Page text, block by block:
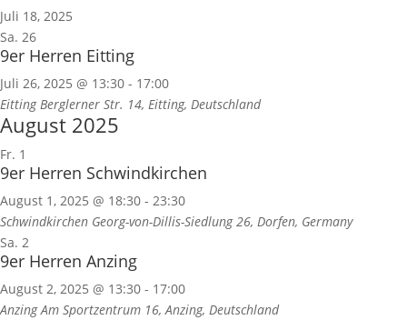
Juli 18, 2025
Sa. 26
9er Herren Eitting
Juli 26, 2025 @ 13:30 - 17:00
EittingBerglerner Str. 14, Eitting, Deutschland
August 2025
Fr. 1
9er Herren Schwindkirchen
August 1, 2025 @ 18:30 - 23:30
Schwindkirchen Georg-von-Dillis-Siedlung 26, Dorfen, Germany
Sa. 2
9er Herren Anzing
August 2, 2025 @ 13:30 - 17:00
AnzingAm Sportzentrum 16, Anzing, Deutschland